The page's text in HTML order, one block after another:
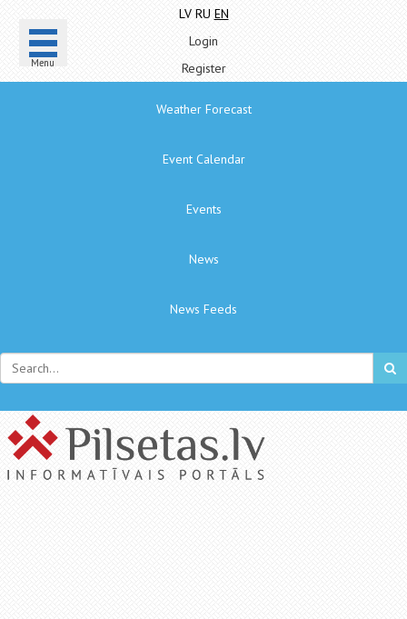
Menu
LV RU EN
Login
Register
Weather Forecast
Event Calendar
Events
News
News Feeds